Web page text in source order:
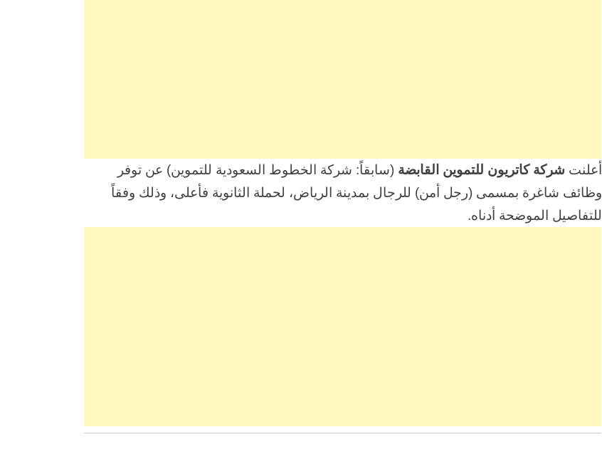
أعلنت شركة كاتريون للتموين القابضة (سابقاً: شركة الخطوط السعودية للتموين) عن توفر
وظائف شاغرة بمسمى (رجل أمن) للرجال بمدينة الرياض، لحملة الثانوية فأعلى، وذلك وفقاً
للتفاصيل الموضحة أدناه.